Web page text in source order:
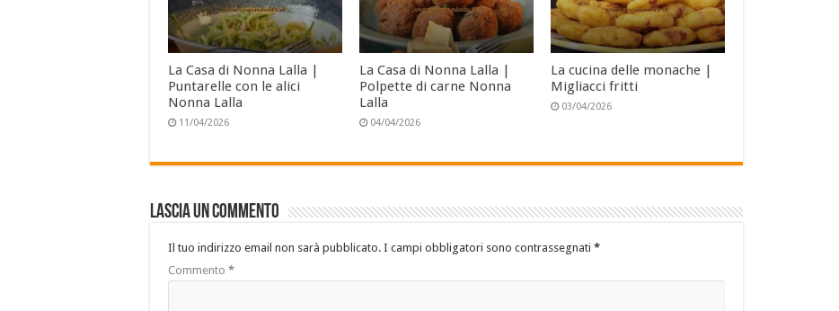
La Casa di Nonna Lalla |
Puntarelle con le alici
Nonna Lalla
11/04/2026
La Casa di Nonna Lalla |
Polpette di carne Nonna
Lalla
04/04/2026
La cucina delle monache |
Migliacci fritti
03/04/2026
Lascia un commento
Il tuo indirizzo email non sarà pubblicato. I campi obbligatori sono contrassegnati *
Commento *